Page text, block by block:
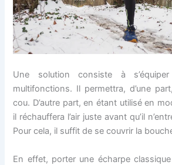
Une solution consiste à
multifonctions. Il permettra, d’une
cou. D’autre part, en étant utilisé en
il réchauffera l’air juste avant qu’il
Pour cela, il suffit de se couvrir la
En effet, porter une écharpe